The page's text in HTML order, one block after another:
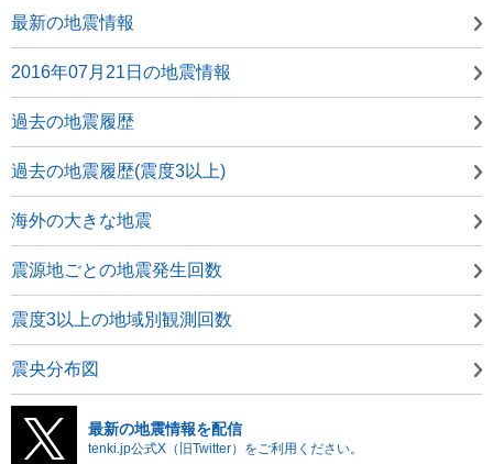
最新の地震情報
2016年07月21日の地震情報
過去の地震履歴
過去の地震履歴(震度3以上)
海外の大きな地震
震源地ごとの地震発生回数
震度3以上の地域別観測回数
震央分布図
最新の地震情報を配信
tenki.jp公式X（旧Twitter）をご利用ください。